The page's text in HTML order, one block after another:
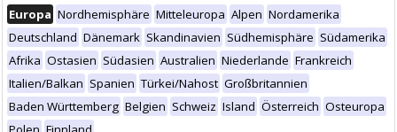
Europa Nordhemisphäre Mitteleuropa Alpen Nordamerika
Deutschland Dänemark Skandinavien Südhemisphäre Südamerika
Afrika Ostasien Südasien Australien Niederlande Frankreich
Italien/Balkan Spanien Türkei/Nahost Großbritannien
Baden Württemberg Belgien Schweiz Island Österreich Osteuropa